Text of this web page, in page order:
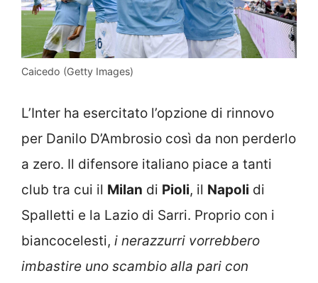
Caicedo (Getty Images)
L’Inter ha esercitato l’opzione di rinnovo
per Danilo D’Ambrosio così da non perderlo
a zero. Il difensore italiano piace a tanti
club tra cui il Milan di Pioli, il Napoli di
Spalletti e la Lazio di Sarri. Proprio con i
biancocelesti, i nerazzurri vorrebbero
imbastire uno scambio alla pari con